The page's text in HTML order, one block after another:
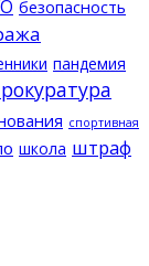
безопасность
пандемия
спортивная
школа штраф